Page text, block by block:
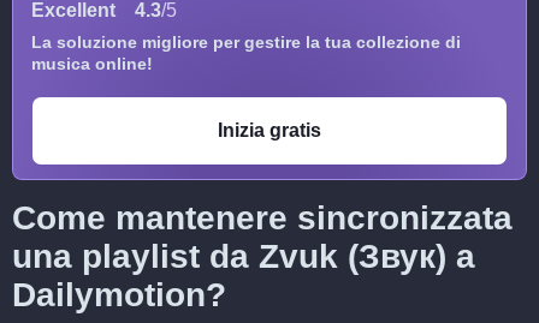
Excellent 4.3/5
La soluzione migliore per gestire la tua collezione di
musica online!
Inizia gratis
Come mantenere sincronizzata
una playlist da Zvuk (Звук) a
Dailymotion?